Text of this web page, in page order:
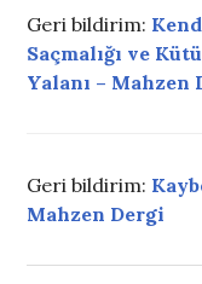
Geri bildirim:
Saçmalığı ve
Yalanı – Mahzen
Geri bildirim:
Mahzen Dergi